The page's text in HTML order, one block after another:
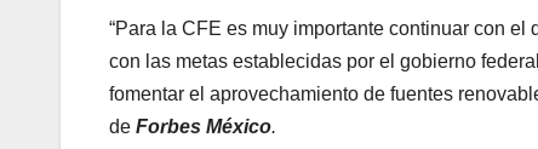
“Para la CFE es muy importante continuar con
con las metas establecidas por el gobierno
fomentar el aprovechamiento de fuentes
de Forbes México.